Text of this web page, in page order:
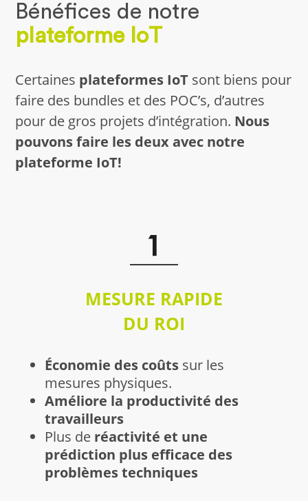
Bénéfices de notre
plateforme IoT
Certaines plateformes IoT sont biens pour
faire des bundles et des POC’s, d’autres
pour de gros projets d’intégration. Nous
pouvons faire les deux avec notre
plateforme IoT!
MESURE RAPIDE
DU ROI
Économie des coûtssur les
mesures physiques.
Améliore la productivité des
travailleurs
Plus de réactivité et une
prédiction plus efficace des
problèmes techniques